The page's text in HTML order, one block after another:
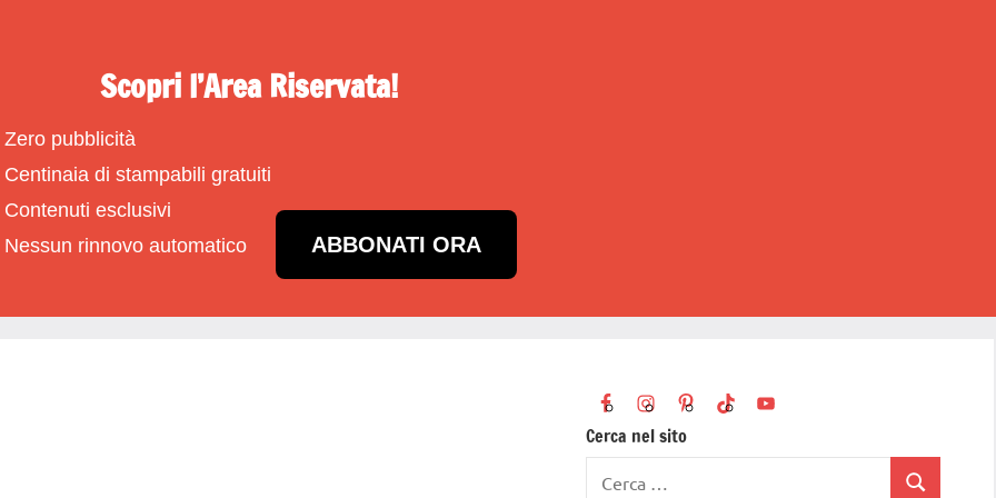
Scopri l’Area Riservata!
Zero pubblicità
Centinaia di stampabili gratuiti
Contenuti esclusivi
Nessun rinnovo automatico
ABBONATI ORA
Cerca nel sito